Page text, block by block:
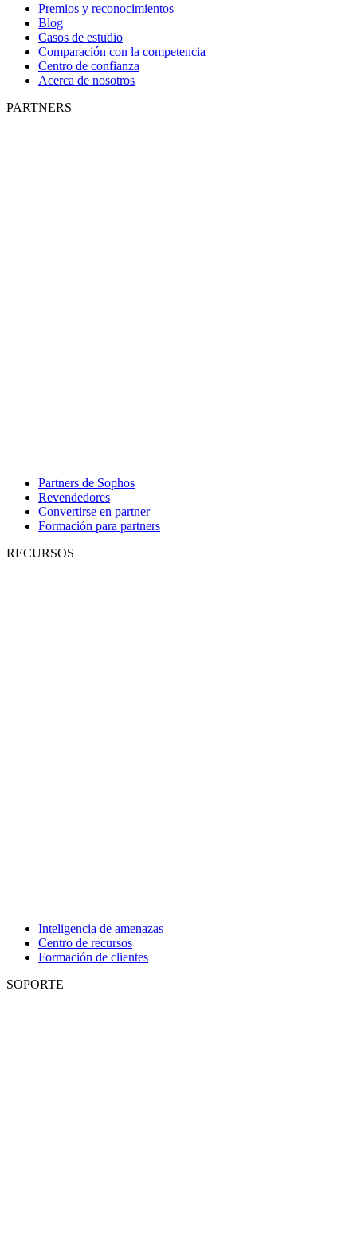
Premios y reconocimientos
Blog
Casos de estudio
Comparación con la competencia
Centro de confianza
Acerca de nosotros
PARTNERS
Partners de Sophos
Revendedores
Convertirse en partner
Formación para partners
RECURSOS
Inteligencia de amenazas
Centro de recursos
Formación de clientes
SOPORTE